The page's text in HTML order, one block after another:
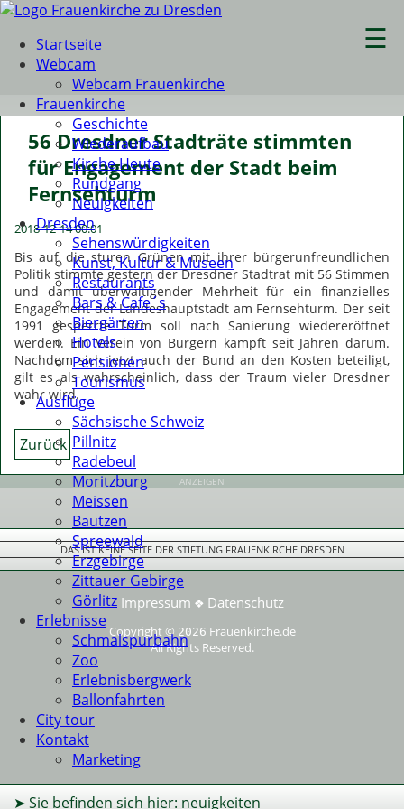
☰
Startseite
Webcam
Webcam Frauenkirche
Frauenkirche
Geschichte
Wiederaufbau
Kirche Heute
Rundgang
Neuigkeiten
Dresden
Sehenswürdigkeiten
Kunst, Kultur & Museen
Restaurants
Bars & Cafe´s
Biergärten
Hotels
Pensionen
Tourismus
Ausflüge
Sächsische Schweiz
Pillnitz
Radebeul
Moritzburg
Meissen
Bautzen
Spreewald
Erzgebirge
Zittauer Gebirge
Görlitz
Erlebnisse
Schmalspurbahn
Zoo
Erlebnisbergwerk
Ballonfahrten
City tour
Kontakt
Marketing
➤ Sie befinden sich hier: neuigkeiten
56 Dresdner Stadträte stimmten
für Engagement der Stadt beim
Fernsehturm
2018-12-14 00:01
Bis auf die sturen Grünen mit ihrer bürgerunfreundlichen
Politik stimmte gestern der Dresdner Stadtrat mit 56 Stimmen
und damit überwältigender Mehrheit für ein finanzielles
Engagement der Landeshauptstadt am Fernsehturm. Der seit
1991 gesperrte Turm soll nach Sanierung wiedereröffnet
werden. Ein Verein von Bürgern kämpft seit Jahren darum.
Nachdem sich jetzt auch der Bund an den Kosten beteiligt,
gilt es als wahrscheinlich, dass der Traum vieler Dresdner
wahr wird.
Zurück
ANZEIGEN
DAS IST KEINE SEITE DER STIFTUNG FRAUENKIRCHE DRESDEN
Impressum ❖ Datenschutz
Copyright © 2026 Frauenkirche.de
All Rights Reserved.